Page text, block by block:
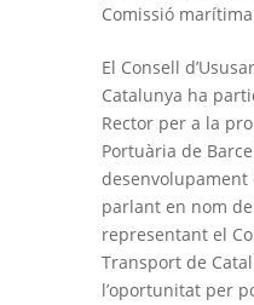
Comissió marítima
El Consell
Catalunya ha
Rector per a la
Portuària de
desenvolupament
parlant en nom
representant el
Transport de
l’oportunitat per